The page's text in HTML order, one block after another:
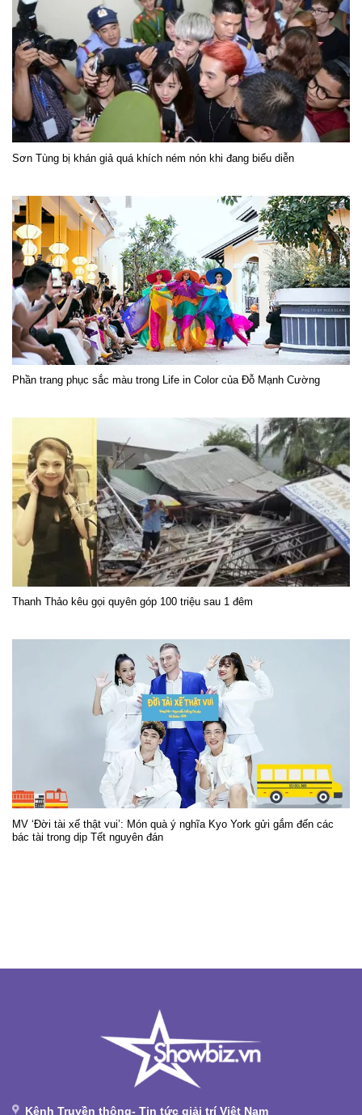
Sơn Tùng bị khán giả quá khích ném nón khi đang biểu diễn
Phần trang phục sắc màu trong Life in Color của Đỗ Mạnh Cường
Thanh Thảo kêu gọi quyên góp 100 triệu sau 1 đêm
MV ‘Đời tài xế thật vui’: Món quà ý nghĩa Kyo York gửi gắm đến các
bác tài trong dịp Tết nguyên đán
Kênh Truyền thông- Tin tức giải trí Việt Nam